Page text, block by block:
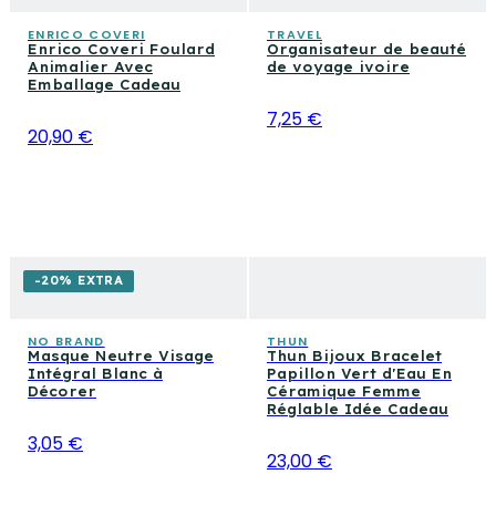
ENRICO COVERI
Enrico Coveri Foulard
Animalier Avec
Emballage Cadeau
20,90 €
TRAVEL
Organisateur de beauté
de voyage ivoire
7,25 €
-20% EXTRA
NO BRAND
Masque Neutre Visage
Intégral Blanc à
Décorer
3,05 €
THUN
Thun Bijoux Bracelet
Papillon Vert d'Eau En
Céramique Femme
Réglable Idée Cadeau
23,00 €